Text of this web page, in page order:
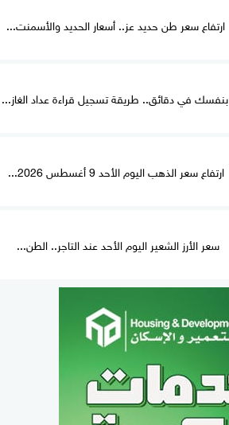
ارتفاع سعر طن حديد عز.. أسعار الحديد والأسمنت...
بنفسك في دقائق.. طريقة تسجيل قراءة عداد الغاز...
ارتفاع سعر الذهب اليوم الأحد 9 أغسطس 2026...
سعر الأرز الشعير اليوم الأحد عند التاجر.. الطن...